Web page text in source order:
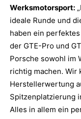
Werksmotorsport:
ideale Runde und
haben ein
der GTE-Pro und
Porsche sowohl im
richtig machen. Wir
Herstellerwertung
Spitzenplatzierung
Alles in allem ein